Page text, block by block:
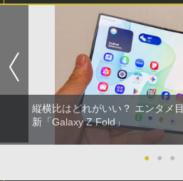
縦横比はどれがいい？ エンタメ
新「Galaxy Z Fold」
● ● ●